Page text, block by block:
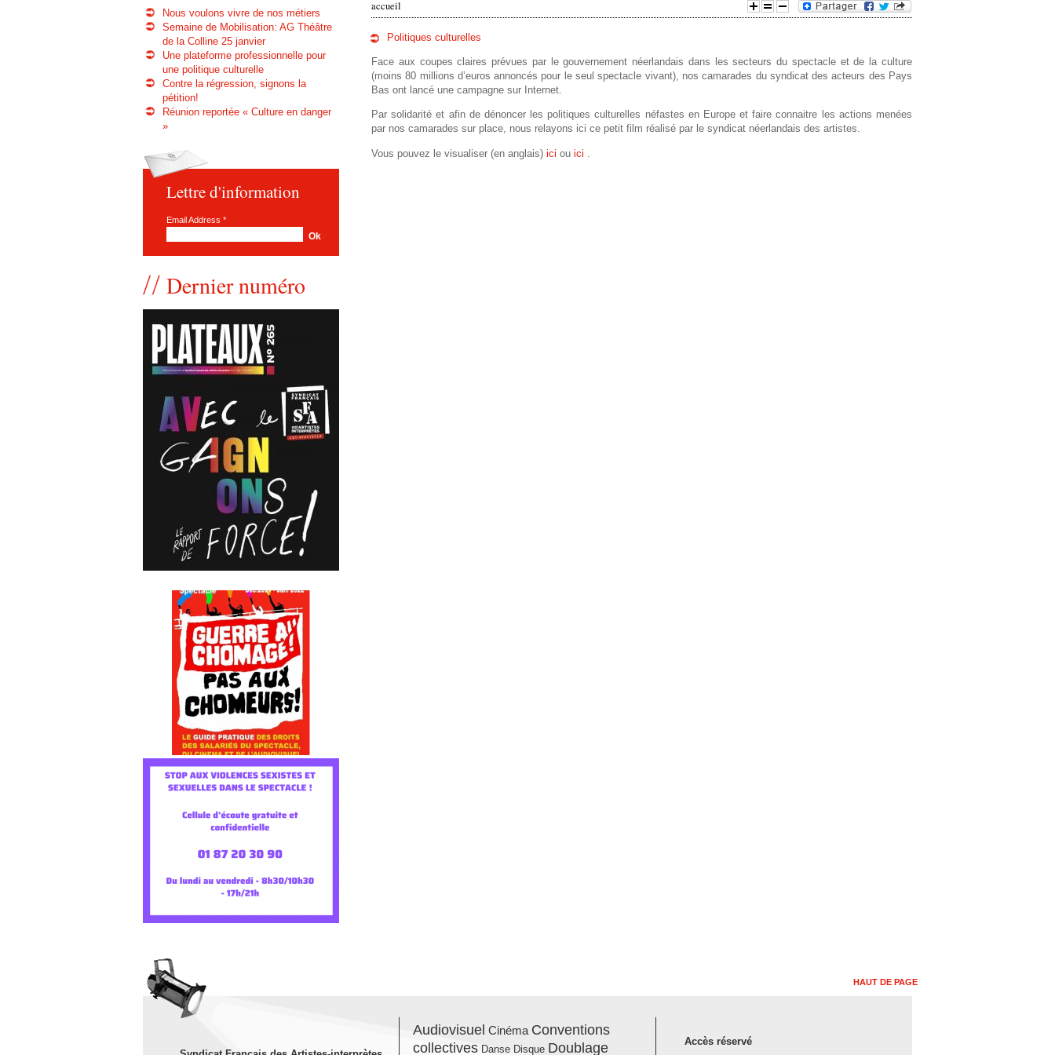
d
r
v
o
u
s
ê
accueil
Politiques culturelles
Face aux coupes claires prévues par le gouvernement néerlandais dans les secteurs du spectacle et de la culture
(moins 80 millions d’euros annoncés pour le seul spectacle vivant), nos camarades du syndicat des acteurs des Pays
Bas ont lancé une campagne sur Internet.
Par solidarité et afin de dénoncer les politiques culturelles néfastes en Europe et faire connaitre les actions menées
par nos camarades sur place, nous relayons ici ce petit film réalisé par le syndicat néerlandais des artistes.
Vous pouvez le visualiser (en anglais)ici ouici
Nous voulons vivre de nos métiers
Semaine de Mobilisation: AG Théâtre
de la Colline 25 janvier
Une plateforme professionnelle pour
une politique culturelle
Contre la régression, signons la
pétition!
Réunion reportée « Culture en danger
»
Lettre d'information
Email Address *
Dernier numéro
HAUT DE PAGE
Audiovisuel Cinéma Conventions
collectives Danse Disque Doublage Accès réservé